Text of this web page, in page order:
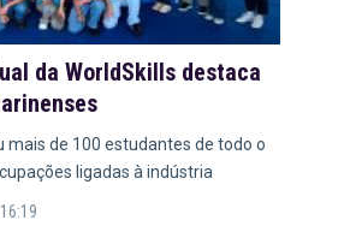
da WorldSkills destaca
mais de 100 estudantes de todo o
ligadas à indústria